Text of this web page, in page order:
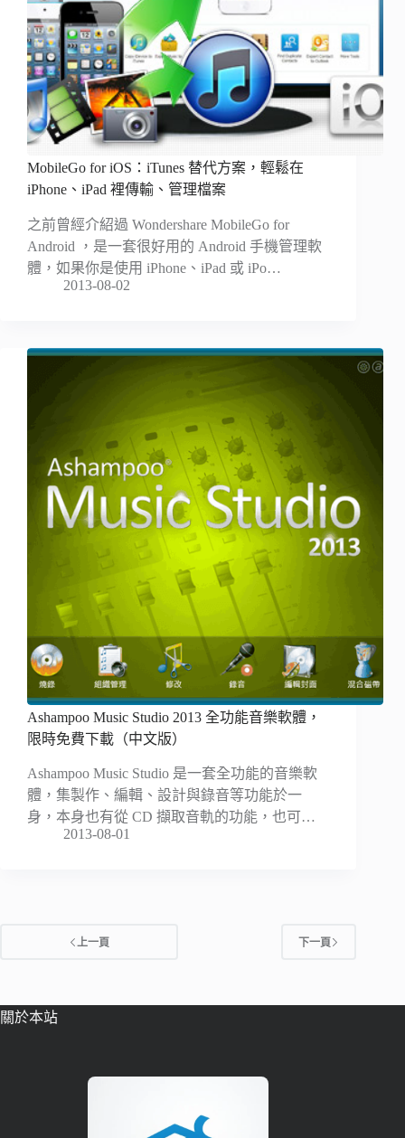
MobileGo for iOS：iTunes 替代方案，輕鬆在
iPhone、iPad 裡傳輸、管理檔案
之前曾經介紹過 Wondershare MobileGo for
Android ，是一套很好用的 Android 手機管理軟
體，如果你是使用 iPhone、iPad 或 iPo…
2013-08-02
Ashampoo Music Studio 2013 全功能音樂軟體，
限時免費下載（中文版）
Ashampoo Music Studio 是一套全功能的音樂軟
體，集製作、編輯、設計與錄音等功能於一
身，本身也有從 CD 擷取音軌的功能，也可…
2013-08-01
上一頁 下一頁
關於本站